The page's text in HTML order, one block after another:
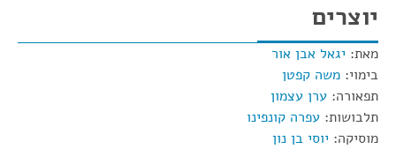
יוצרים
מאת: יגאל אבן אור
בימוי: משה קפטן
תפאורה: ערן עצמון
תלבושות: עפרה קונפינו
מוסיקה: יוסי בן נון